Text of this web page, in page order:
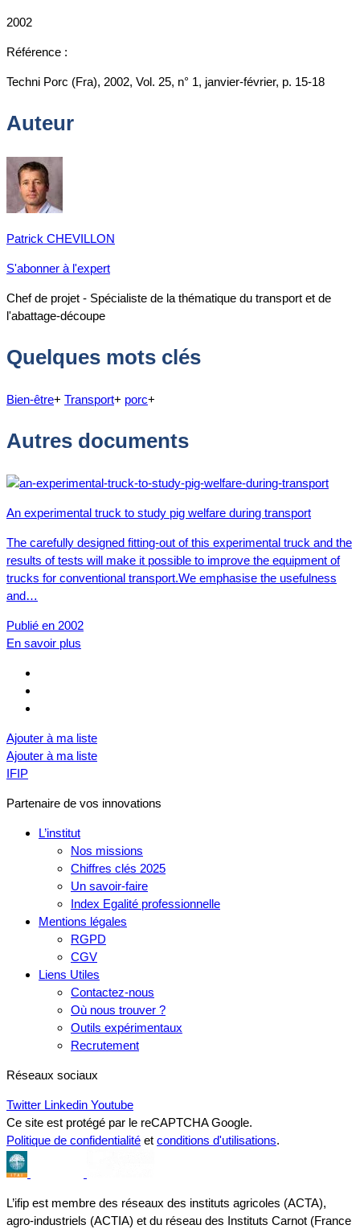
2002
Référence :
Techni Porc (Fra), 2002, Vol. 25, n° 1, janvier-février, p. 15-18
Auteur
Patrick CHEVILLON
S'abonner à l'expert
Chef de projet - Spécialiste de la thématique du transport et de
l'abattage-découpe
Quelques mots clés
Bien-être+ Transport+ porc+
Autres documents
An experimental truck to study pig welfare during transport
The carefully designed fitting-out of this experimental truck and the
results of tests will make it possible to improve the equipment of
trucks for conventional transport.We emphasise the usefulness
and…
Publié en 2002
En savoir plus
Ajouter à ma liste
Ajouter à ma liste
IFIP
Partenaire de vos innovations
L’institut
Nos missions
Chiffres clés 2025
Un savoir-faire
Index Egalité professionnelle
Mentions légales
RGPD
CGV
Liens Utiles
Contactez-nous
Où nous trouver ?
Outils expérimentaux
Recrutement
Réseaux sociaux
Twitter Linkedin Youtube
Ce site est protégé par le reCAPTCHA Google.
Politique de confidentialité et conditions d'utilisations.
L’ifip est membre des réseaux des instituts agricoles (ACTA),
agro-industriels (ACTIA) et du réseau des Instituts Carnot (France